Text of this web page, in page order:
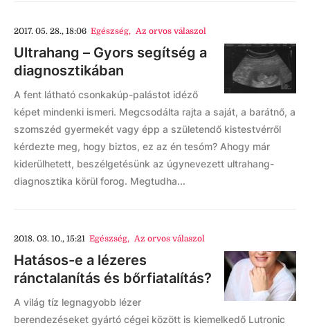
2017. 05. 28., 18:06 Egészség, Az orvos válaszol
Ultrahang – Gyors segítség a
diagnosztikában
A fent látható csonkakúp-palástot idéző
képet mindenki ismeri. Megcsodálta rajta a saját, a barátnő, a
szomszéd gyermekét vagy épp a születendő kistestvérről
kérdezte meg, hogy biztos, ez az én tesóm? Ahogy már
kiderülhetett, beszélgetésünk az úgynevezett ultrahang-
diagnosztika körül forog. Megtudha...
2018. 03. 10., 15:21 Egészség, Az orvos válaszol
Hatásos-e a lézeres
ránctalanítás és bőrfiatalítás?
A világ tíz legnagyobb lézer
berendezéseket gyártó cégei között is kiemelkedő Lutronic